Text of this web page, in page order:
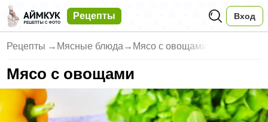
Рецепты Вход
Рецепты → Мясные блюда → Мясо с овощами
Мясо с овощами